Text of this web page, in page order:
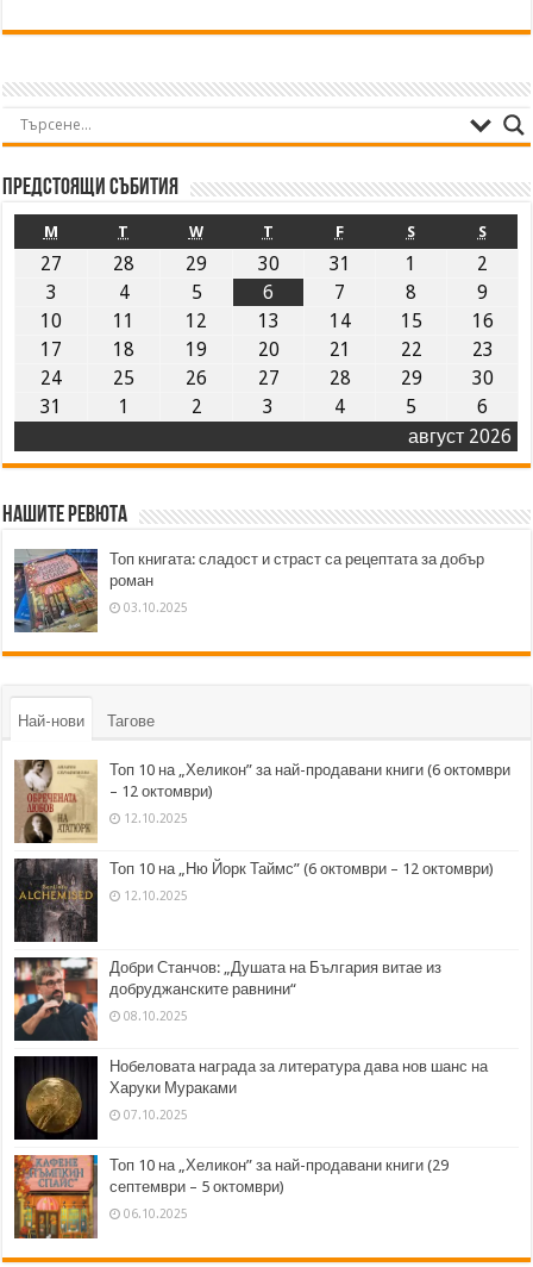
Предстоящи събития
август 2026
M T W T F S S
27 28 29 30 31 1
2
3
4 5 6 7 8
9
10
11 12 13 14 15
16
17
18 19 20 21 22
23
24
25 26 27 28 29
30
31
1 2 3 4 5 6
Нашите ревюта
Топ книгата: сладост и страст са рецептата за добър
роман
03.10.2025
Най-нови Тагове
Топ 10 на „Хеликон” за най-продавани книги (6 октомври
– 12 октомври)
12.10.2025
Топ 10 на „Ню Йорк Таймс” (6 октомври – 12 октомври)
12.10.2025
Добри Станчов: „Душата на България витае из
добруджанските равнини“
08.10.2025
Нобеловата награда за литература дава нов шанс на
Харуки Мураками
07.10.2025
Топ 10 на „Хеликон” за най-продавани книги (29
септември – 5 октомври)
06.10.2025